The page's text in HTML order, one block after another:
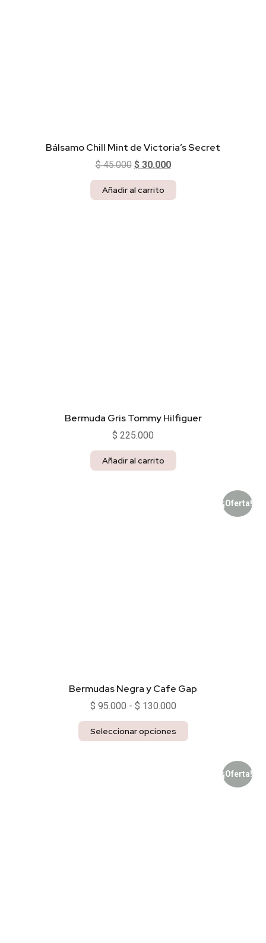
Bálsamo Chill Mint de Victoria’s Secret
$45.000 $30.000
Añadir al carrito
Bermuda Gris Tommy Hilfiguer
$ 225.000
Añadir al carrito
¡Oferta!
Bermudas Negra y Cafe Gap
$ 95.000 - $ 130.000
Seleccionar opciones
¡Oferta!